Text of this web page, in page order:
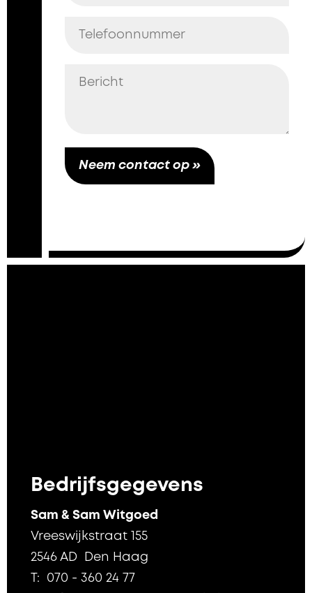
Bedrijfsgegevens
Sam & Sam Witgoed
Vreeswijkstraat 155
2546 AD Den Haag
T: 070 - 360 24 77